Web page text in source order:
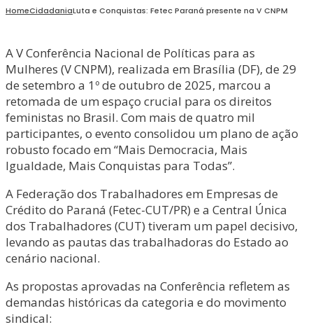
HomeCidadaniaLuta e Conquistas: Fetec Paraná presente na V CNPM
A V Conferência Nacional de Políticas para as
Mulheres (V CNPM), realizada em Brasília (DF), de 29
de setembro a 1º de outubro de 2025, marcou a
retomada de um espaço crucial para os direitos
feministas no Brasil. Com mais de quatro mil
participantes, o evento consolidou um plano de ação
robusto focado em “Mais Democracia, Mais
Igualdade, Mais Conquistas para Todas”.
A Federação dos Trabalhadores em Empresas de
Crédito do Paraná (Fetec-CUT/PR) e a Central Única
dos Trabalhadores (CUT) tiveram um papel decisivo,
levando as pautas das trabalhadoras do Estado ao
cenário nacional.
As propostas aprovadas na Conferência refletem as
demandas históricas da categoria e do movimento
sindical: